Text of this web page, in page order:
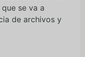
se va a
de archivos y